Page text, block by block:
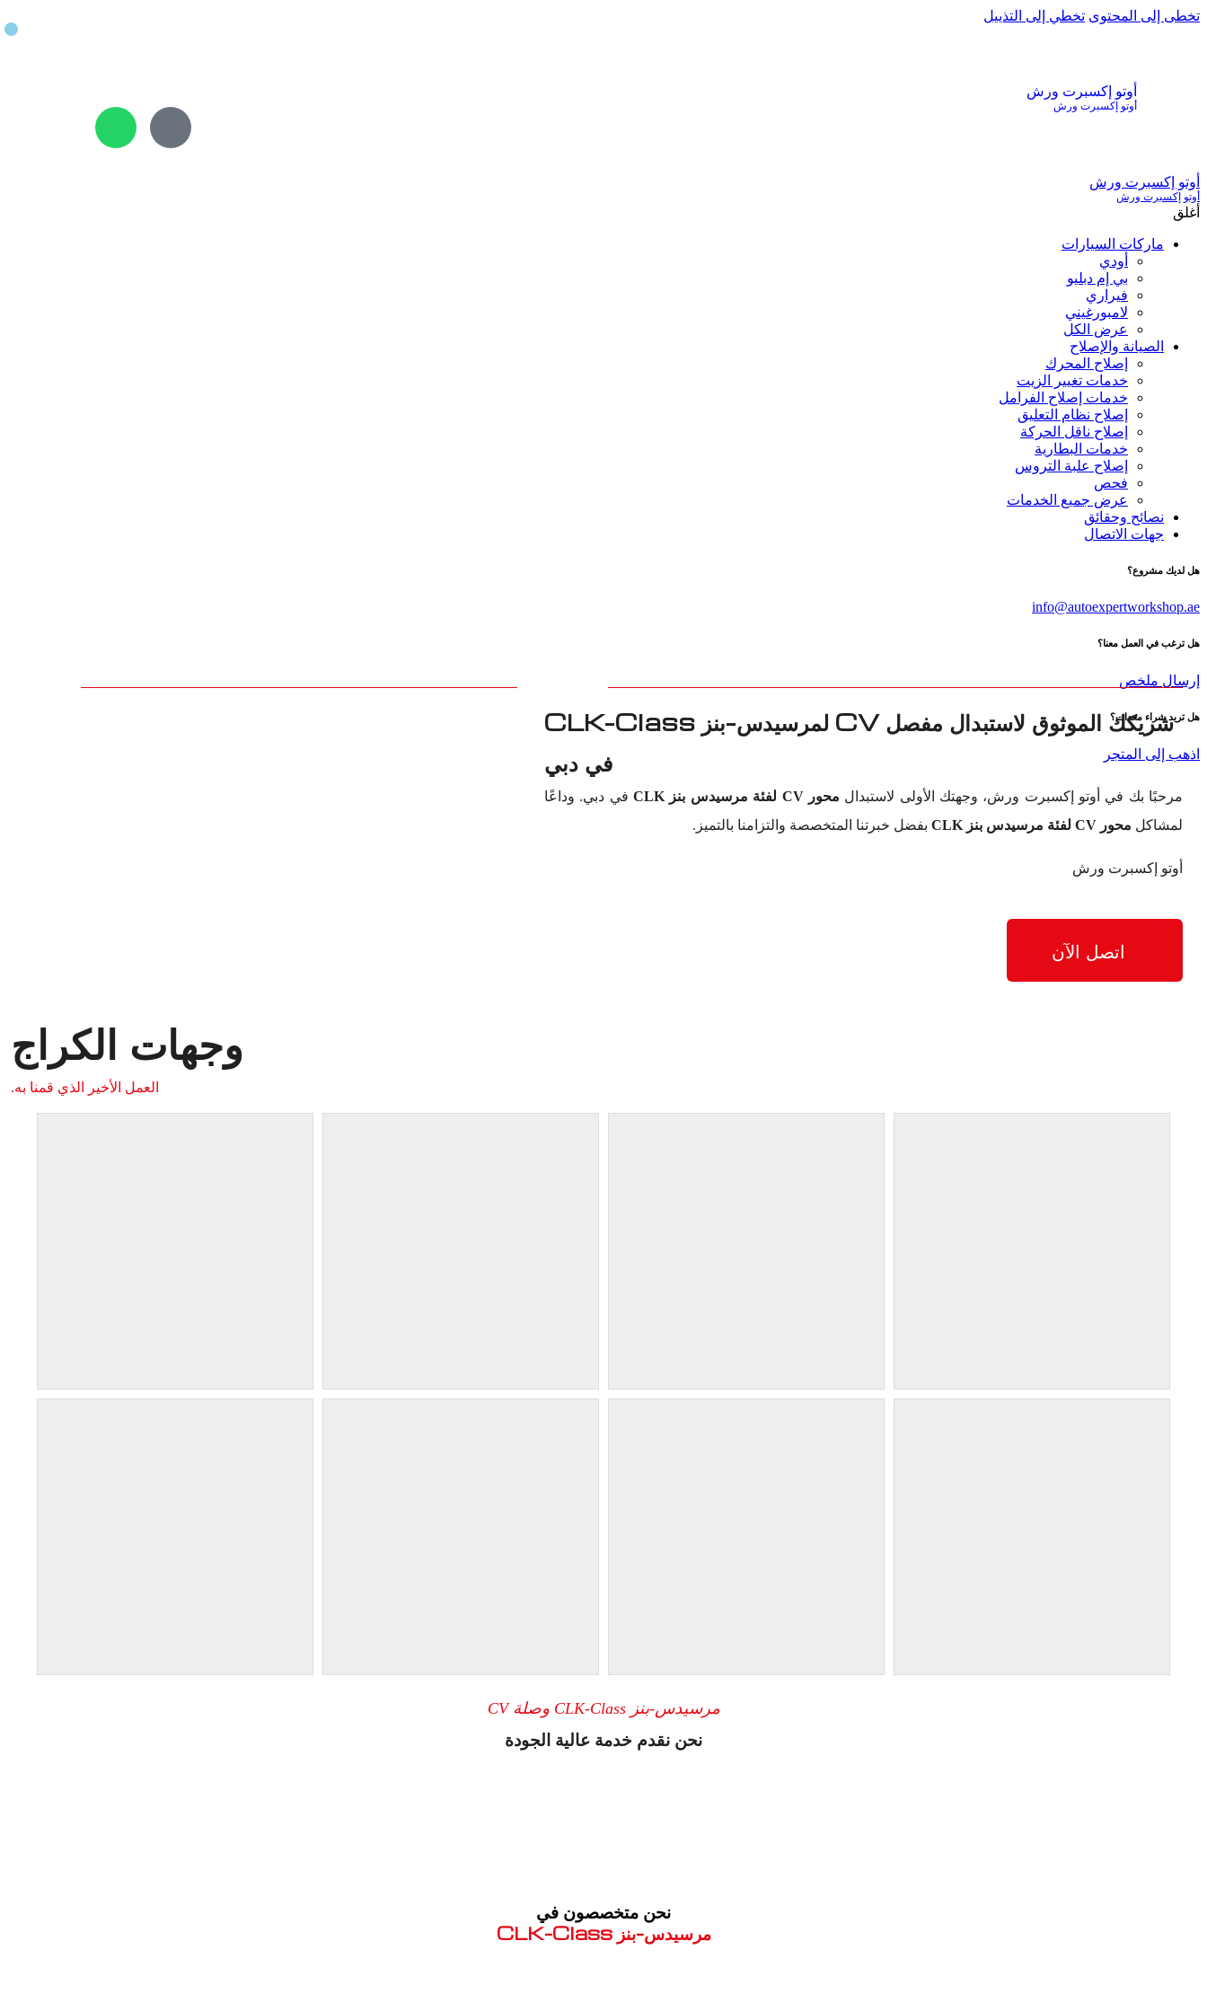
تخطى إلى المحتوى تخطي إلى التذييل
أوتو إكسبرت ورش
أوتو إكسبرت ورش
أوتو إكسبرت ورش
أوتو إكسبرت ورش
أغلق
ماركات السيارات
أودي
بي إم دبليو
فيراري
لامبورغيني
عرض الكل
الصيانة والإصلاح
إصلاح المحرك
خدمات تغيير الزيت
خدمات إصلاح الفرامل
إصلاح نظام التعليق
إصلاح ناقل الحركة
خدمات البطارية
إصلاح علبة التروس
فحص
عرض جميع الخدمات
نصائح وحقائق
جهات الاتصال
هل لديك مشروع؟
info@autoexpertworkshop.ae
هل ترغب في العمل معنا؟
إرسال ملخص
هل تريد شراء معدات؟
اذهب إلى المتجر
شريكك الموثوق لاستبدال مفصل CV لمرسيدس-بنز CLK-Class
في دبي
مرحبًا بك في أوتو إكسبرت ورش، وجهتك الأولى لاستبدال محور CV لفئة مرسيدس بنز CLK
في دبي. وداعًا
لمشاكل محور CV لفئة مرسيدس بنز CLK بفضل خبرتنا المتخصصة والتزامنا بالتميز.
أوتو إكسبرت ورش
اتصل الآن
وجهات الكراج
العمل الأخير الذي قمنا به.
مرسيدس-بنز CLK-Class وصلة CV
نحن نقدم خدمة عالية الجودة
نحن متخصصون في
مرسيدس-بنز CLK-Class